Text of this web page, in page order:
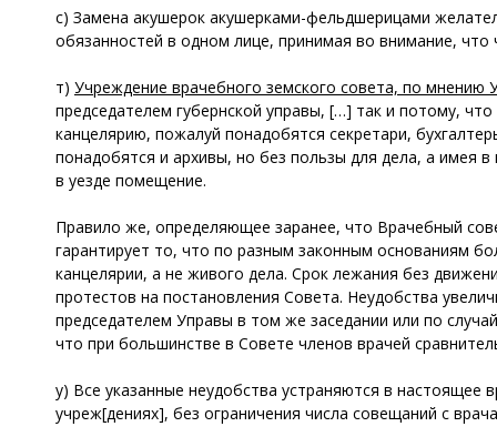
с) Замена акушерок акушерками-фельдшерицами
обязанностей в одном лице, принимая во внимание,
т) Учреждение врачебного земского совета, по мнению
председателем губернской управы, […] так и потому,
канцелярию, пожалуй понадобятся секретари,
понадобятся и архивы, но без пользы для дела, а имея
в уезде помещение.
Правило же, определяющее заранее, что Врачебный
гарантирует то, что по разным законным основаниям
канцелярии, а не живого дела. Срок лежания без
протестов на постановления Совета. Неудобства
председателем Управы в том же заседании или по
что при большинстве в Совете членов врачей
у) Все указанные неудобства устраняются в
учреж[дениях], без ограничения числа совещаний с